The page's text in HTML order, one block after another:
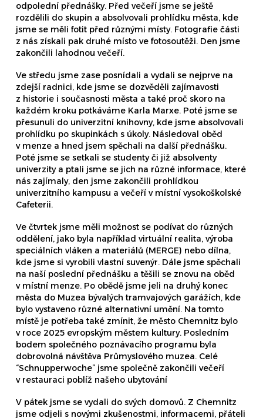
odpolední přednášky. Před večeří jsme se ještě
rozdělili do skupin a absolvovali prohlídku města, kde
jsme se měli fotit před různými místy. Fotografie části
z nás získali pak druhé místo ve fotosoutěži. Den jsme
zakončili lahodnou večeří.
Ve středu jsme zase posnídali a vydali se nejprve na
zdejší radnici, kde jsme se dozvěděli zajímavosti
z historie i současnosti města a také proč skoro na
každém kroku potkáváme Karla Marxe. Poté jsme se
přesunuli do univerzitní knihovny, kde jsme absolvovali
prohlídku po skupinkách s úkoly. Následoval oběd
v menze a hned jsem spěchali na další přednášku.
Poté jsme se setkali se studenty či již absolventy
univerzity a ptali jsme se jich na různé informace, které
nás zajímaly, den jsme zakončili prohlídkou
univerzitního kampusu a večeří v místní vysokoškolské
Cafeterii.
Ve čtvrtek jsme měli možnost se podívat do různých
oddělení, jako byla například virtuální realita, výroba
speciálních vláken a materiálů (MERGE) nebo dílna,
kde jsme si vyrobili vlastní suvenýr. Dále jsme spěchali
na naší poslední přednášku a těšili se znovu na oběd
v místní menze. Po obědě jsme jeli na druhý konec
města do Muzea bývalých tramvajových garážích, kde
bylo vystaveno různé alternativní umění. Na tomto
místě je potřeba také zmínit, že město Chemnitz bylo
v roce 2025 evropským městem kultury. Posledním
bodem společného poznávacího programu byla
dobrovolná návštěva Průmyslového muzea. Celé
“Schnupperwoche” jsme společně zakončili večeří
v restauraci poblíž našeho ubytování
V pátek jsme se vydali do svých domovů. Z Chemnitz
jsme odjeli s novými zkušenostmi, informacemi, přáteli